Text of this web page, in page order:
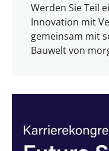
Werden Sie Teil
Innovation mit
gemeinsam mit
Bauwelt von